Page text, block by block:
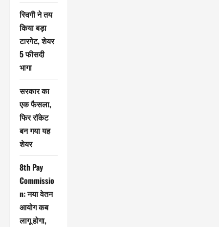
स्विगी ने तय
किया बड़ा
टारगेट, शेयर
5 फीसदी
भागा
सरकार का
एक फैसला,
फिर रॉकेट
बन गया यह
शेयर
8th Pay
Commissio
n: नया वेतन
आयोग कब
लागू होगा,